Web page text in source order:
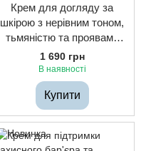
Крем для догляду за
шкірою з нерівним тоном,
тьмяністю та проявами
пігментації Sudee Spotless
Brightening Ultra Cream,
15ml
1 690 грн
В наявності
Купити